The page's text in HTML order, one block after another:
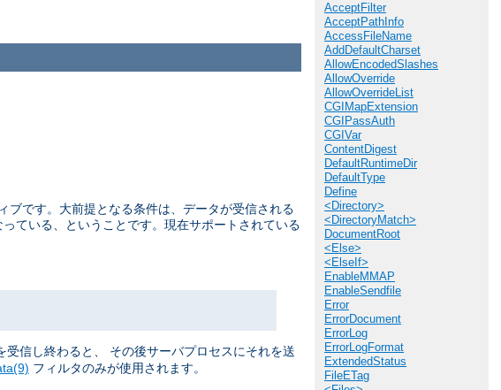
AcceptFilter
AcceptPathInfo
AccessFileName
AddDefaultCharset
AllowEncodedSlashes
AllowOverride
AllowOverrideList
CGIMapExtension
CGIPassAuth
CGIVar
ContentDigest
DefaultRuntimeDir
DefaultType
Define
<Directory>
<DirectoryMatch>
DocumentRoot
<Else>
<ElseIf>
EnableMMAP
EnableSendfile
Error
ErrorDocument
ErrorLog
ErrorLogFormat
ExtendedStatus
FileETag
ブです。大前提となる条件は、データが受信される
ている、ということです。現在サポートされている
信し終わると、 その後サーバプロセスにそれを送
フィルタのみが使用されます。